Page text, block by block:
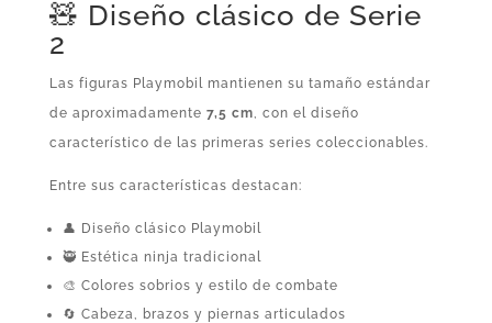
🧸 Diseño clásico de Serie
2
Las figuras Playmobil mantienen su tamaño estándar
de aproximadamente 7,5 cm , con el diseño
característico de las primeras series coleccionables.
Entre sus características destacan:
👤 Diseño clásico Playmobil
🥷 Estética ninja tradicional
🎨 Colores sobrios y estilo de combate
🔄 Cabeza, brazos y piernas articulados